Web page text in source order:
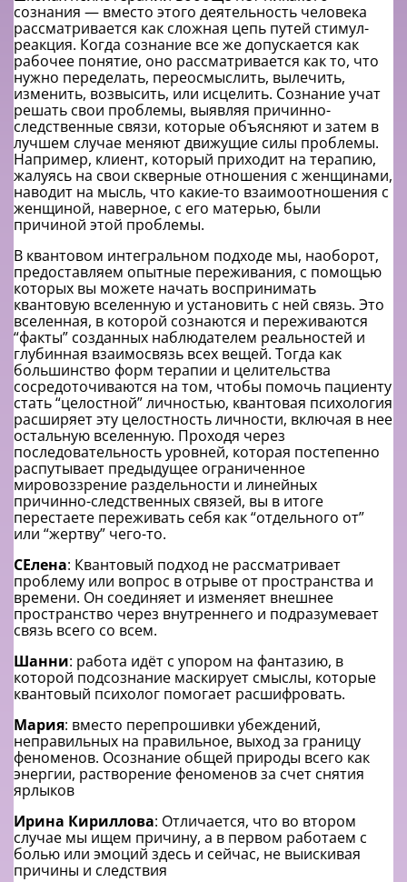
сознания — вместо этого деятельность человека
рассматривается как сложная цепь путей стимул-
реакция. Когда сознание все же допускается как
рабочее понятие, оно рассматривается как то, что
нужно переделать, переосмыслить, вылечить,
изменить, возвысить, или исцелить. Сознание учат
решать свои проблемы, выявляя причинно-
следственные связи, которые объясняют и затем в
лучшем случае меняют движущие силы проблемы.
Например, клиент, который приходит на терапию,
жалуясь на свои скверные отношения с женщинами,
наводит на мысль, что какие-то взаимоотношения с
женщиной, наверное, с его матерью, были
причиной этой проблемы.
В квантовом интегральном подходе мы, наоборот,
предоставляем опытные переживания, с помощью
которых вы можете начать воспринимать
квантовую вселенную и установить с ней связь. Это
вселенная, в которой сознаются и переживаются
“факты” созданных наблюдателем реальностей и
глубинная взаимосвязь всех вещей. Тогда как
большинство форм терапии и целительства
сосредоточиваются на том, чтобы помочь пациенту
стать “целостной” личностью, квантовая психология
расширяет эту целостность личности, включая в нее
остальную вселенную. Проходя через
последовательность уровней, которая постепенно
распутывает предыдущее ограниченное
мировоззрение раздельности и линейных
причинно-следственных связей, вы в итоге
перестаете переживать себя как “отдельного от”
или “жертву” чего-то.
СЕлена: Квантовый подход не рассматривает
проблему или вопрос в отрыве от пространства и
времени. Он соединяет и изменяет внешнее
пространство через внутреннего и подразумевает
связь всего со всем.
Шанни: работа идёт с упором на фантазию, в
которой подсознание маскирует смыслы, которые
квантовый психолог помогает расшифровать.
Мария: вместо перепрошивки убеждений,
неправильных на правильное, выход за границу
феноменов. Осознание общей природы всего как
энергии, растворение феноменов за счет снятия
ярлыков
Ирина Кириллова: Отличается, что во втором
случае мы ищем причину, а в первом работаем с
болью или эмоций здесь и сейчас, не выискивая
причины и следствия